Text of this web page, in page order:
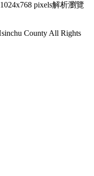
pixels解析瀏覽
County All Rights